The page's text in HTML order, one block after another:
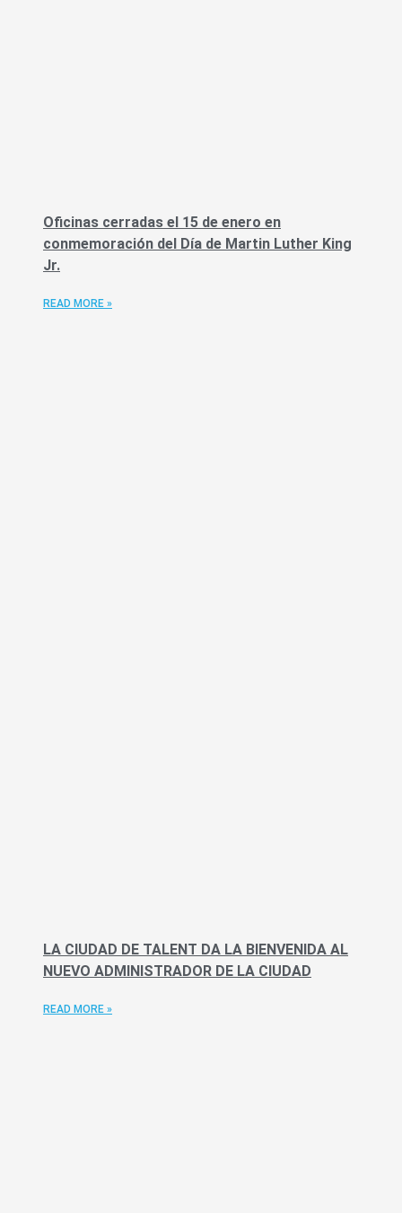
Oficinas cerradas el 15 de enero en
conmemoración del Día de Martin Luther King
Jr.
READ MORE »
LA CIUDAD DE TALENT DA LA BIENVENIDA AL
NUEVO ADMINISTRADOR DE LA CIUDAD
READ MORE »